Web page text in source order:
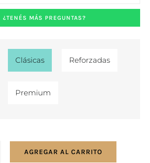
¿TENÉS MÁS PREGUNTAS?
Clásicas Reforzadas
Premium
AGREGAR AL CARRITO